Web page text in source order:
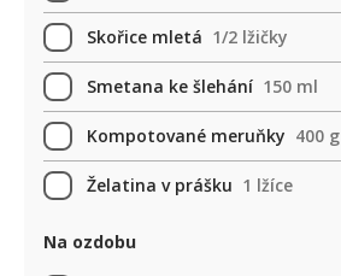
Skořice mletá 1/2 lžičky
Smetana ke šlehání 150 ml
Kompotované meruňky 400 g
Želatina v prášku 1 lžíce
Na ozdobu